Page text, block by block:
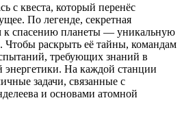
с квеста, который перенёс
По легенде, секретная
к спасению планеты — уникальную
Чтобы раскрыть её тайны, командам
требующих знаний в
На каждой станции
задачи, связанные с
и основами атомной